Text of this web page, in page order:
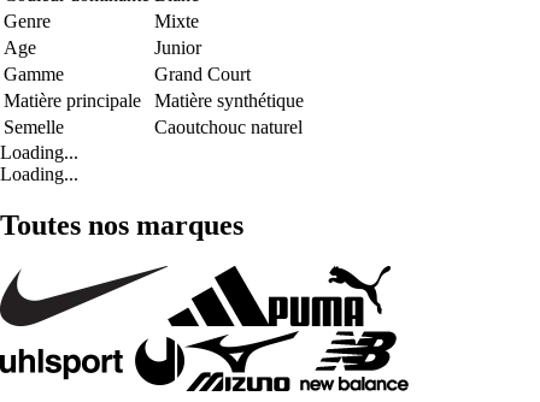
Genre
Mixte
Age
Junior
Gamme
Grand Court
Matière principale
Matière synthétique
Semelle
Caoutchouc naturel
Loading...
Loading...
Toutes nos marques